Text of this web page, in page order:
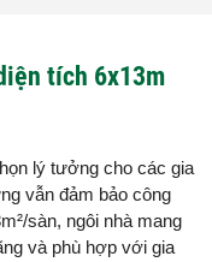
tích 6x13m
lý tưởng cho các gia
vẫn đảm bảo công
sàn, ngôi nhà mang
và phù hợp với gia